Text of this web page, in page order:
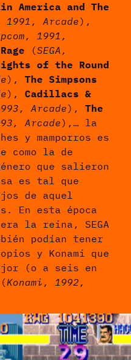
America and The
Arcade),
1991,
(SEGA,
of the Round
), The Simpsons
), Cadillacs &
Arcade), The
Arcade),… la
y mamporros es
como la de
que salieron
es tal que
de aquel
En esta época
era la reina, SEGA
podían tener
y Konami que
(o a seis en
(Konami, 1992,